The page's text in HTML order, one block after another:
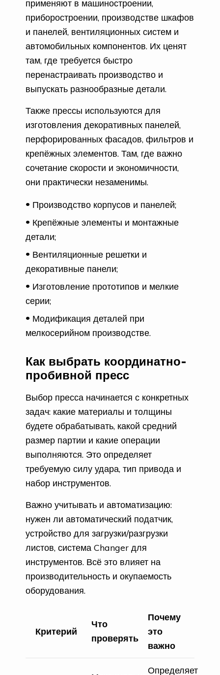
применяют в машиностроении,
приборостроении, производстве шкафов
и панелей, вентиляционных систем и
автомобильных компонентов. Их ценят
там, где требуется быстро
перенастраивать производство и
выпускать разнообразные детали.
Также прессы используются для
изготовления декоративных панелей,
перфорированных фасадов, фильтров и
крепёжных элементов. Там, где важно
сочетание скорости и экономичности,
они практически незаменимы.
Производство корпусов и панелей;
Крепёжные элементы и монтажные
детали;
Вентиляционные решетки и
декоративные панели;
Изготовление прототипов и мелкие
серии;
Модификация деталей при
мелкосерийном производстве.
Как выбрать координатно-
пробивной пресс
Выбор пресса начинается с конкретных
задач: какие материалы и толщины
будете обрабатывать, какой средний
размер партии и какие операции
выполняются. Это определяет
требуемую силу удара, тип привода и
набор инструментов.
Важно учитывать и автоматизацию:
нужен ли автоматический податчик,
устройство для загрузки/разгрузки
листов, система Changer для
инструментов. Всё это влияет на
производительность и окупаемость
оборудования.
Критерий
Что
проверять
Почему
это
важно
Определяет